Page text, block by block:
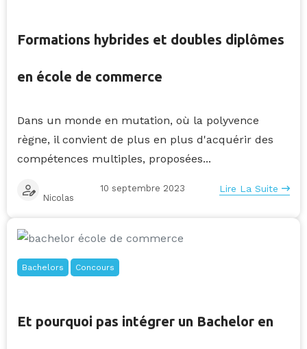
Formations hybrides et doubles diplômes
en école de commerce
Dans un monde en mutation, où la polyvence
règne, il convient de plus en plus d'acquérir des
compétences multiples, proposées...
Nicolas
10 septembre 2023 Lire La Suite
Bachelors Concours
Et pourquoi pas intégrer un Bachelor en